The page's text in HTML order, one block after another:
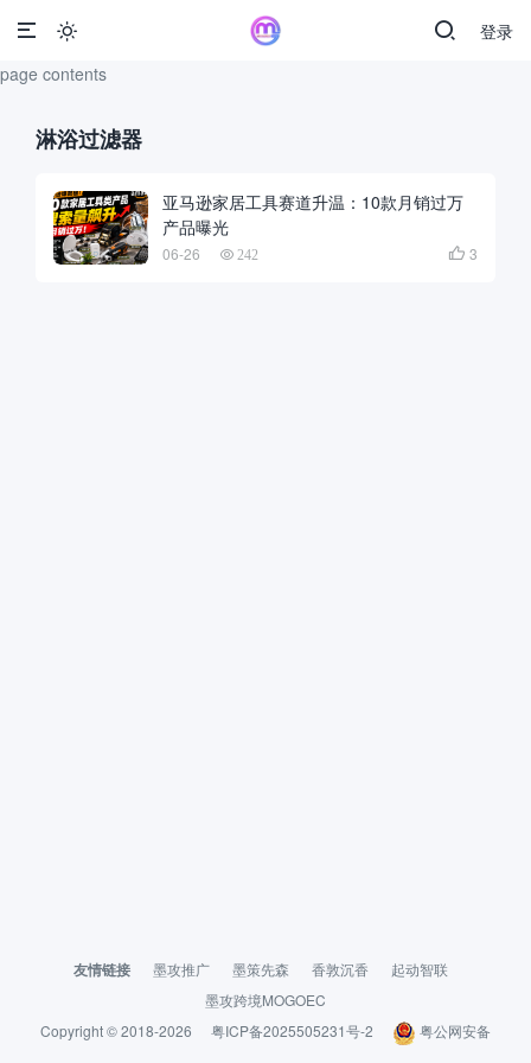
page contents
登录

淋浴过滤器
亚马逊家居工具赛道升温：10款月销过万
产品曝光
06-26 242  3
友情链接 墨攻推广 墨策先森 香敦沉香
起动智联
墨攻跨境MOGOEC
Copyright © 2018-2026
粤ICP备2025505231号-2 粤公网安备